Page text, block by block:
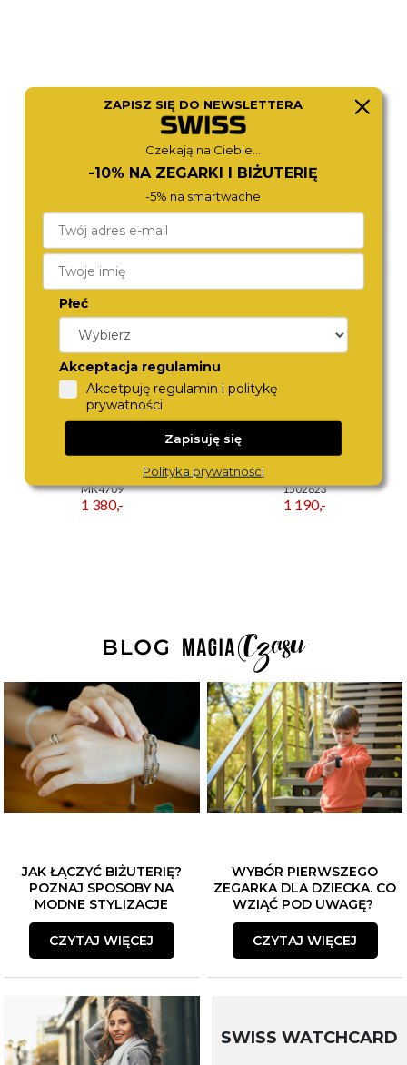
MICHAEL KORS
MK4862
1 170,-
MICHAEL KORS
MK7547
MICHAEL KORS
MK4709
1 380,-
1502823
1 190,-
JAK ŁĄCZYĆ BIŻUTERIĘ?
POZNAJ SPOSOBY NA
MODNE STYLIZACJE
CZYTAJ WIĘCEJ
WYBÓR PIERWSZEGO
ZEGARKA DLA DZIECKA. CO
WZIĄĆ POD UWAGĘ?
CZYTAJ WIĘCEJ
SWISS WATCHCARD
ZAPISZ SIĘ DO NEWSLETTERA
Czekają na Ciebie...
-10% NA ZEGARKI I BIŻUTERIĘ
-5% na smartwache
Płeć
Akceptacja regulaminu
Akcetpuję regulamin i politykę
prywatności
Zapisuję się
Polityka prywatności